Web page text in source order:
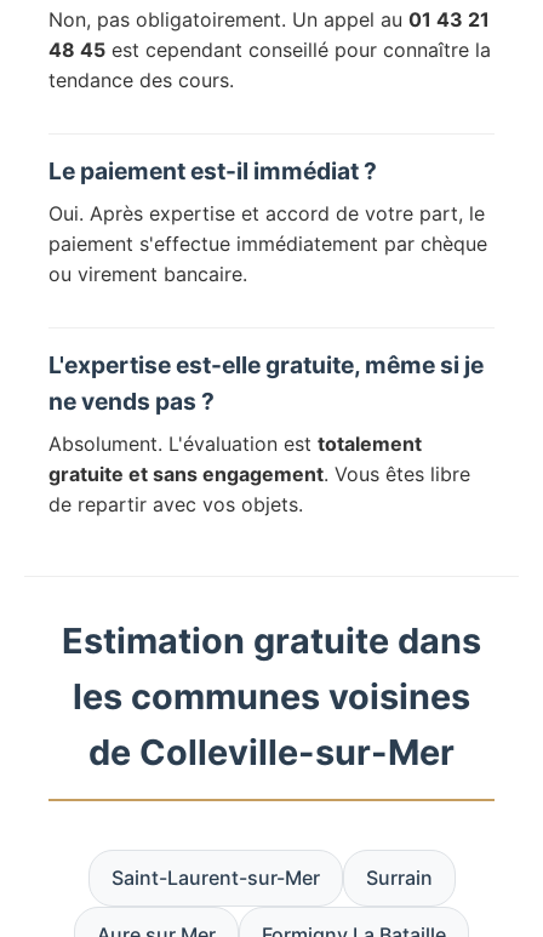
Non, pas obligatoirement. Un appel au 01 43 21
48 45 est cependant conseillé pour connaître la
tendance des cours.
Le paiement est-il immédiat ?
Oui. Après expertise et accord de votre part, le
paiement s'effectue immédiatement par chèque
ou virement bancaire.
L'expertise est-elle gratuite, même si je
ne vends pas ?
Absolument. L'évaluation est totalement
gratuite et sans engagement. Vous êtes libre
de repartir avec vos objets.
Estimation gratuite dans
les communes voisines
de Colleville-sur-Mer
Saint-Laurent-sur-Mer Surrain